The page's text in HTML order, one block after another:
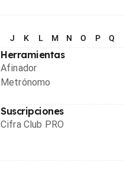
J K L M N O P Q
Herramientas
Afinador
Metrónomo
Suscripciones
Cifra Club PRO